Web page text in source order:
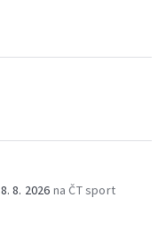
8. 8. 2026 na ČT sport